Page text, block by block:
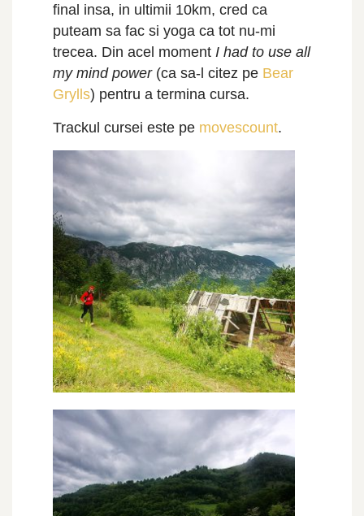
final insa, in ultimii 10km, cred ca
puteam sa fac si yoga ca tot nu-mi
trecea. Din acel moment I had to use all
my mind power(ca sa-l citez pe Bear
Grylls) pentru a termina cursa.
Trackul cursei este pe movescount.